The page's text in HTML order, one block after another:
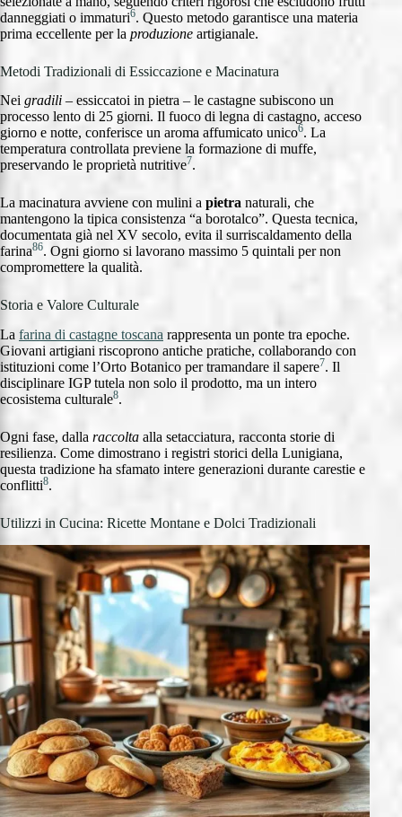
danneggiati o immaturi6. Questo metodo garantisce una materia
prima eccellente per la produzione artigianale.
Metodi Tradizionali di Essiccazione e Macinatura
Nei gradili – essiccatoi in pietra – le castagne subiscono un
processo lento di 25 giorni. Il fuoco di legna di castagno, acceso
giorno e notte, conferisce un aroma affumicato unico6. La
temperatura controllata previene la formazione di muffe,
preservando le proprietà nutritive7.
La macinatura avviene con mulini a pietra naturali, che
mantengono la tipica consistenza “a borotalco”. Questa tecnica,
documentata già nel XV secolo, evita il surriscaldamento della
farina86. Ogni giorno si lavorano massimo 5 quintali per non
compromettere la qualità.
Storia e Valore Culturale
La farina di castagne toscana rappresenta un ponte tra epoche.
Giovani artigiani riscoprono antiche pratiche, collaborando con
istituzioni come l’Orto Botanico per tramandare il sapere7. Il
disciplinare IGP tutela non solo il prodotto, ma un intero
ecosistema culturale8.
Ogni fase, dalla raccolta alla setacciatura, racconta storie di
resilienza. Come dimostrano i registri storici della Lunigiana,
questa tradizione ha sfamato intere generazioni durante carestie e
conflitti8.
Utilizzi in Cucina: Ricette Montane e Dolci Tradizionali